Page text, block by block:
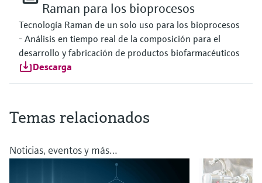
Raman para los bioprocesos
Tecnología Raman de un solo uso para los bioprocesos
- Análisis en tiempo real de la composición para el
desarrollo y fabricación de productos biofarmacéuticos
Descarga
Temas relacionados
Noticias, eventos y más…